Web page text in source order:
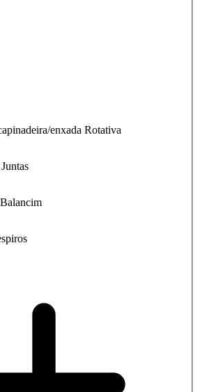
enxada Rotativa